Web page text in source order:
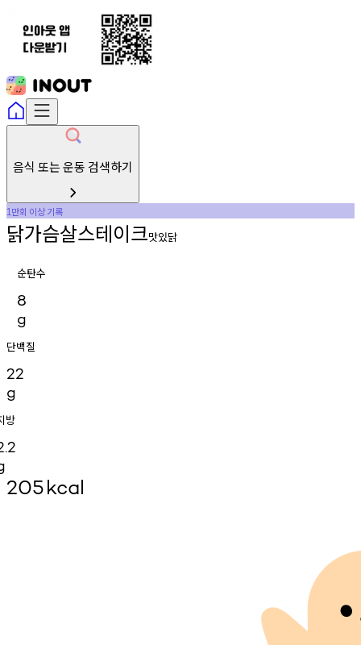
음식 또는 운동 검색하기
1만회 이상기록
닭가슴살스테이크맛있닭
순탄수
8
g
단백질
22
g
방
205kcal